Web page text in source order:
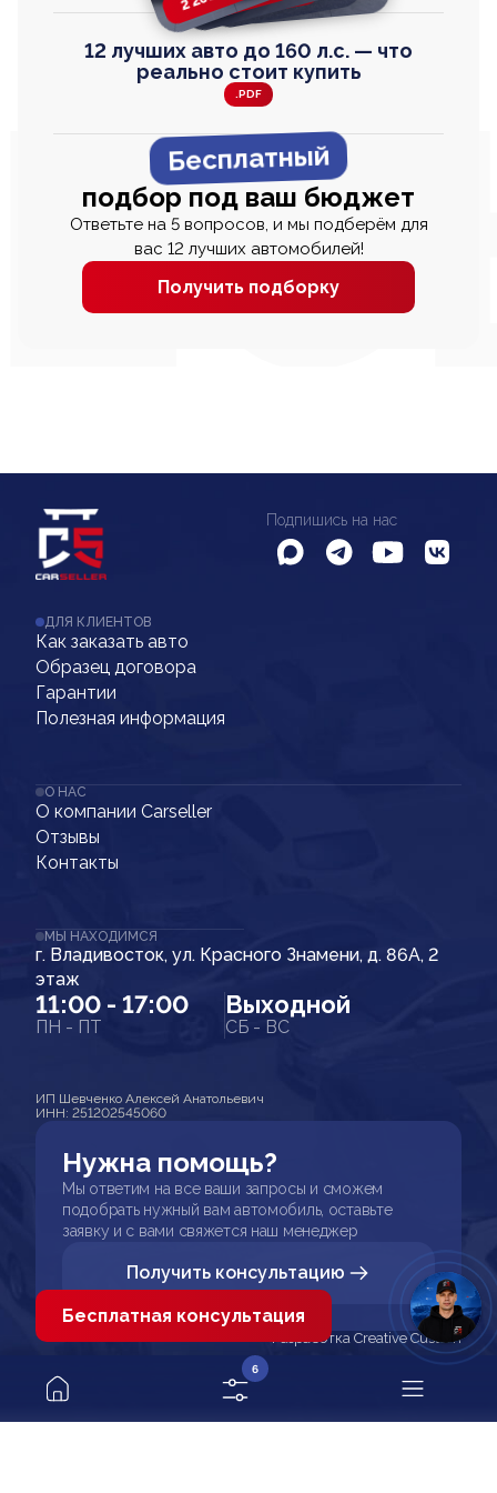
12 лучших авто до 160 л.с. — что
реально стоит купить
.PDF
Бесплатный
подбор под ваш бюджет
Ответьте на 5 вопросов, и мы подберём для
вас 12 лучших автомобилей!
Получить подборку
Подпишись на нас
ДЛЯ КЛИЕНТОВ
Как заказать авто
Образец договора
Гарантии
Полезная информация
О НАС
О компании Carseller
Отзывы
Контакты
МЫ НАХОДИМСЯ
г. Владивосток, ул. Красного Знамени, д. 86А, 2
этаж
11:00 - 17:00
ПН - ПТ
Выходной
СБ - ВС
ИП Шевченко Алексей Анатольевич
ИНН: 251202545060
Нужна помощь?
Мы ответим на все ваши запросы и сможем
подобрать нужный вам автомобиль, оставьте
заявку и с вами свяжется наш менеджер
Получить консультацию
Разработка Creative Custom
6
Бесплатная консультация